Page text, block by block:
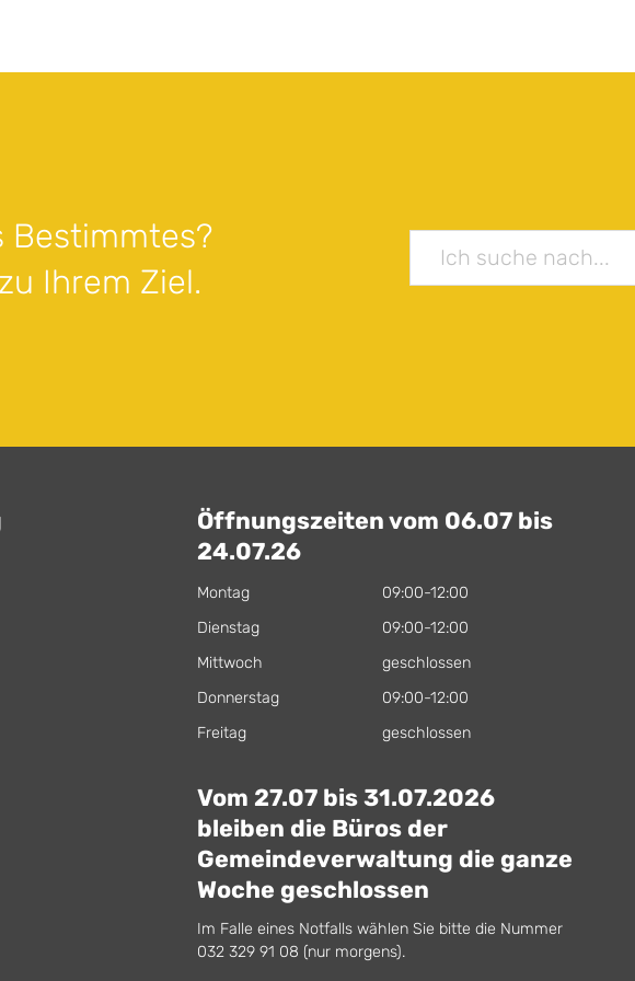
Bestimmtes?
Ihrem Ziel.
Öffnungszeiten vom 06.07 bis
24.07.26
Montag
09:00-12:00
Dienstag
09:00-12:00
Mittwoch
geschlossen
Donnerstag
09:00-12:00
Freitag
geschlossen
Vom 27.07 bis 31.07.2026
bleiben die Büros der
Gemeindeverwaltung die ganze
Woche geschlossen
Im Falle eines Notfalls wählen Sie bitte die Nummer
032 329 91 08 (nur morgens).